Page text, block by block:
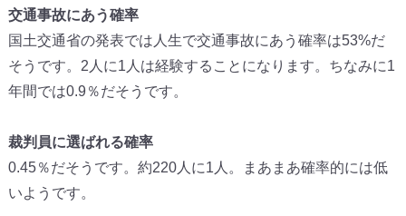
交通事故にあう確率
国土交通省の発表では人生で交通事故にあう確率は53%だ
そうです。2人に1人は経験することになります。ちなみに1
年間では0.9％だそうです。
裁判員に選ばれる確率
0.45％だそうです。約220人に1人。まあまあ確率的には低
いようです。